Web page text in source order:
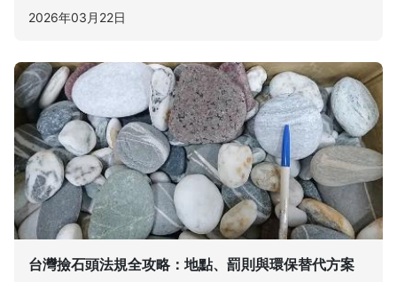
2026年03月22日
台灣撿石頭法規全攻略：地點、罰則與環保替代方案